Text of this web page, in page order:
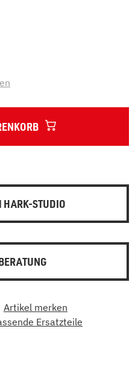
HARK-STUDIO
Artikel merken
Ersatzteile